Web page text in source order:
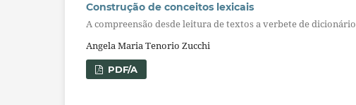
Construção de conceitos lexicais
A compreensão desde leitura de textos a verbete de dicionário
Angela Maria Tenorio Zucchi
PDF/A